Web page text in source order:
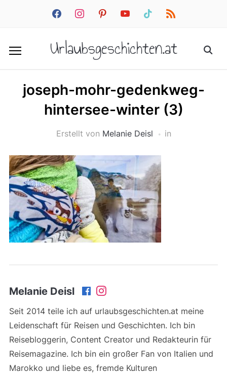
facebookinstagrampinterestyoutube tiktok rss
Urlaubsgeschichten.at
joseph-mohr-gedenkweg-
hintersee-winter (3)
Erstellt von Melanie Deisl in
Melanie Deisl
Seit 2014 teile ich auf urlaubsgeschichten.at meine
Leidenschaft für Reisen und Geschichten. Ich bin
Reisebloggerin, Content Creator und Redakteurin für
Reisemagazine. Ich bin ein großer Fan von Italien und
Marokko und liebe es, fremde Kulturen